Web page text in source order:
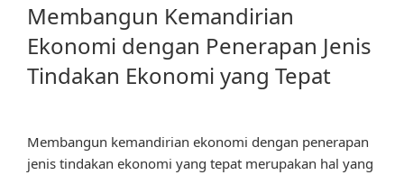
Membangun Kemandirian
Ekonomi dengan Penerapan Jenis
Tindakan Ekonomi yang Tepat
Membangun kemandirian ekonomi dengan penerapan
jenis tindakan ekonomi yang tepat merupakan hal yang